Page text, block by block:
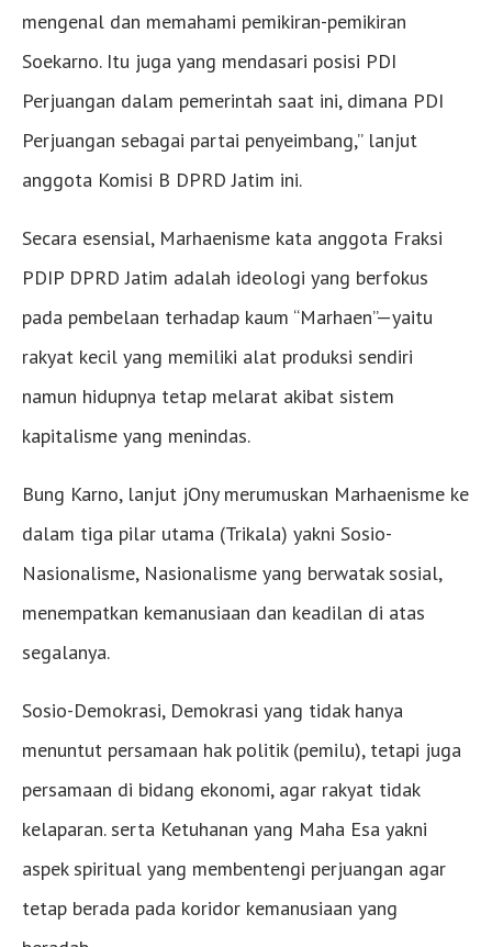
mengenal dan memahami pemikiran-pemikiran
Soekarno. Itu juga yang mendasari posisi PDI
Perjuangan dalam pemerintah saat ini, dimana PDI
Perjuangan sebagai partai penyeimbang,” lanjut
anggota Komisi B DPRD Jatim ini.
​Secara esensial, Marhaenisme kata anggota Fraksi
PDIP DPRD Jatim adalah ideologi yang berfokus
pada pembelaan terhadap kaum “Marhaen”—yaitu
rakyat kecil yang memiliki alat produksi sendiri
namun hidupnya tetap melarat akibat sistem
kapitalisme yang menindas.
Bung Karno, lanjut jOny merumuskan Marhaenisme ke
dalam tiga pilar utama (Trikala) yakni ​Sosio-
Nasionalisme, Nasionalisme yang berwatak sosial,
menempatkan kemanusiaan dan keadilan di atas
segalanya.
Sosio-Demokrasi, Demokrasi yang tidak hanya
menuntut persamaan hak politik (pemilu), tetapi juga
persamaan di bidang ekonomi, agar rakyat tidak
kelaparan. serta ​Ketuhanan yang Maha Esa yakni
aspek spiritual yang membentengi perjuangan agar
tetap berada pada koridor kemanusiaan yang